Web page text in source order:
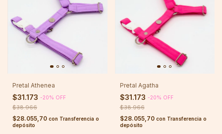
Pretal Athenea
$31.173 -20% OFF
$38.966
$28.055,70 con Transferencia o
depósito
Pretal Agatha
$31.173 -20% OFF
$38.966
$28.055,70 con Transferencia o
depósito